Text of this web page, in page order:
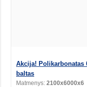
Akcija! Polikarbonatas
baltas
Matmenys: 2100x6000x6